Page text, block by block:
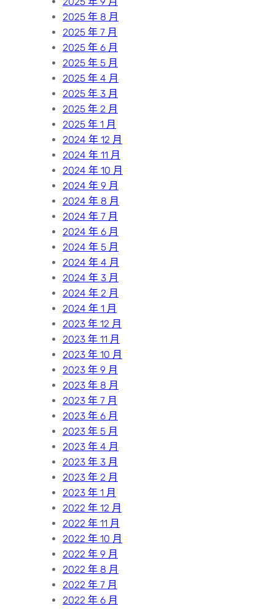
2025 年 8 月
2025 年 7 月
2025 年 6 月
2025 年 5 月
2025 年 4 月
2025 年 3 月
2025 年 2 月
2025 年 1 月
2024 年 12 月
2024 年 11 月
2024 年 10 月
2024 年 9 月
2024 年 8 月
2024 年 7 月
2024 年 6 月
2024 年 5 月
2024 年 4 月
2024 年 3 月
2024 年 2 月
2024 年 1 月
2023 年 12 月
2023 年 11 月
2023 年 10 月
2023 年 9 月
2023 年 8 月
2023 年 7 月
2023 年 6 月
2023 年 5 月
2023 年 4 月
2023 年 3 月
2023 年 2 月
2023 年 1 月
2022 年 12 月
2022 年 11 月
2022 年 10 月
2022 年 9 月
2022 年 8 月
2022 年 7 月
2022 年 6 月